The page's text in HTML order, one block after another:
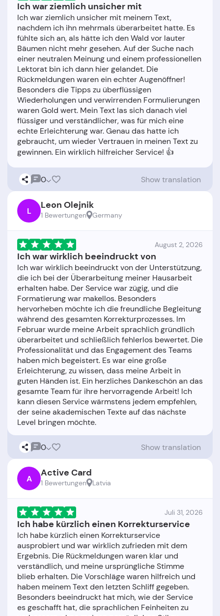
Ich war ziemlich unsicher mit
Ich war ziemlich unsicher mit meinem Text,
nachdem ich ihn mehrmals überarbeitet hatte. Es
fühlte sich an, als hätte ich den Wald vor lauter
Bäumen nicht mehr gesehen. Auf der Suche nach
einer neutralen Meinung und einem professionellen
Lektorat bin ich dann hier gelandet. Die
Rückmeldungen waren ein echter Augenöffner!
Besonders die Tipps zu überflüssigen
Wiederholungen und verwirrenden Formulierungen
waren Gold wert. Mein Text las sich danach viel
flüssiger und verständlicher, was für mich eine
echte Erleichterung war. Genau das hatte ich
gebraucht, um wieder Vertrauen in meinen Text zu
0 Show translation
L Leon Olejnik
1 Bewertungen Germany
August 2, 2026
Ich war wirklich beeindruckt von
Ich war wirklich beeindruckt von der Unterstützung,
die ich bei der Überarbeitung meiner Hausarbeit
erhalten habe. Der Service war zügig, und die
Formatierung war makellos. Besonders
hervorheben möchte ich die freundliche Begleitung
während des gesamten Korrekturprozesses. Im
Februar wurde meine Arbeit sprachlich gründlich
überarbeitet und schließlich fehlerlos bewertet. Die
Professionalität und das Engagement des Teams
haben mich begeistert. Es war eine große
Erleichterung, zu wissen, dass meine Arbeit in
guten Händen ist. Ein herzliches Dankeschön an das
gesamte Team für ihre hervorragende Arbeit! Ich
kann diesen Service wärmstens jedem empfehlen,
der seine akademischen Texte auf das nächste
0 Show translation
A Active Card
1 Bewertungen Latvia
Juli 31, 2026
Ich habe kürzlich einen Korrekturservice
Ich habe kürzlich einen Korrekturservice
ausprobiert und war wirklich zufrieden mit dem
Ergebnis. Die Rückmeldungen waren klar und
verständlich, und meine ursprüngliche Stimme
blieb erhalten. Die Vorschläge waren hilfreich und
haben meinem Text den letzten Schliff gegeben.
Besonders beeindruckt hat mich, wie der Service
es geschafft hat, die sprachlichen Feinheiten zu